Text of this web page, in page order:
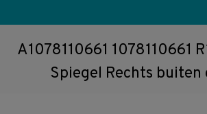
A1078110661 1078110661
Spiegel Rechts buiten